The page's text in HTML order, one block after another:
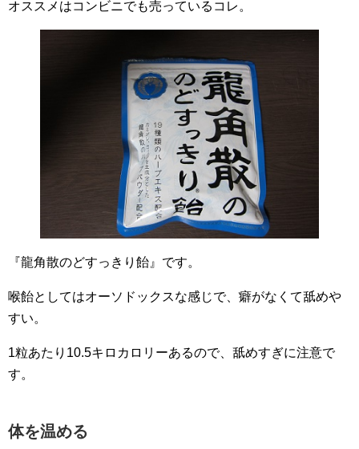
オススメはコンビニでも売っているコレ。
『龍角散のどすっきり飴』です。
喉飴としてはオーソドックスな感じで、癖がなくて舐めや
すい。
1粒あたり10.5キロカロリーあるので、舐めすぎに注意で
す。
体を温める